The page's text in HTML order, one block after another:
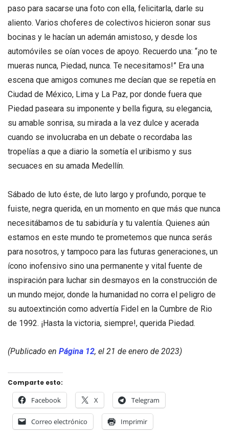
paso para sacarse una foto con ella, felicitarla, darle su
aliento. Varios choferes de colectivos hicieron sonar sus
bocinas y le hacían un ademán amistoso, y desde los
automóviles se oían voces de apoyo. Recuerdo una: “¡no te
mueras nunca, Piedad, nunca. Te necesitamos!” Era una
escena que amigos comunes me decían que se repetía en
Ciudad de México, Lima y La Paz, por donde fuera que
Piedad paseara su imponente y bella figura, su elegancia,
su amable sonrisa, su mirada a la vez dulce y acerada
cuando se involucraba en un debate o recordaba las
tropelías a que a diario la sometía el uribismo y sus
secuaces en su amada Medellín.
Sábado de luto éste, de luto largo y profundo, porque te
fuiste, negra querida, en un momento en que más que nunca
necesitábamos de tu sabiduría y tu valentía. Quienes aún
estamos en este mundo te prometemos que nunca serás
para nosotros, y tampoco para las futuras generaciones, un
ícono inofensivo sino una permanente y vital fuente de
inspiración para luchar sin desmayos en la construcción de
un mundo mejor, donde la humanidad no corra el peligro de
su autoextinción como advertía Fidel en la Cumbre de Rio
de 1992. ¡Hasta la victoria, siempre!, querida Piedad.
(Publicado en Página 12, el 21 de enero de 2023)
Comparte esto:
Facebook X Telegram
Correo electrónico Imprimir